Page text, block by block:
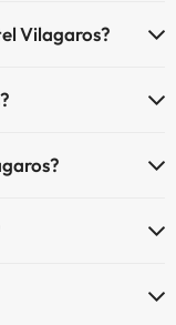
Vilagaros?